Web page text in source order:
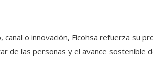
canal o innovación, Ficohsa refuerza su
de las personas y el avance sostenible